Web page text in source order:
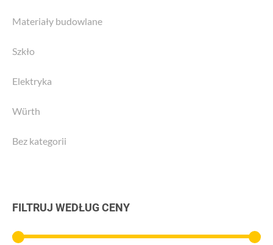
Materiały budowlane
Szkło
Elektryka
Würth
Bez kategorii
FILTRUJ WEDŁUG CENY